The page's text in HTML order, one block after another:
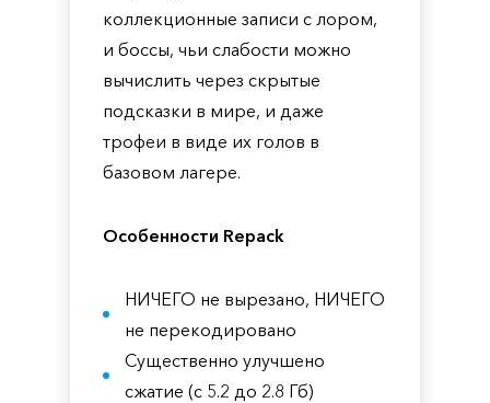
коллекционные записи с лором,
и боссы, чьи слабости можно
вычислить через скрытые
подсказки в мире, и даже
трофеи в виде их голов в
базовом лагере.
Особенности Repack
НИЧЕГО не вырезано, НИЧЕГО
не перекодировано
Существенно улучшено
сжатие (с 5.2 до 2.8 Гб)